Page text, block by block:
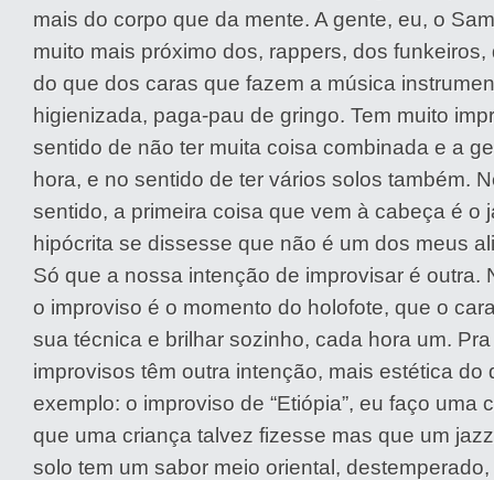
mais do corpo que da mente. A gente, eu, o
muito mais próximo dos, rappers, dos
do que dos caras que fazem a música
higienizada, paga-pau de gringo. Tem muito
sentido de não ter muita coisa combinada e a
hora, e no sentido de ter vários solos também.
sentido, a primeira coisa que vem à cabeça é o
hipócrita se dissesse que não é um dos meus
Só que a nossa intenção de improvisar é outra.
o improviso é o momento do holofote, que o
sua técnica e brilhar sozinho, cada hora um.
improvisos têm outra intenção, mais estética do
exemplo: o improviso de “Etiópia”, eu faço uma
que uma criança talvez fizesse mas que um
solo tem um sabor meio oriental,